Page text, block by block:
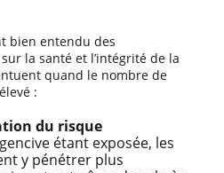
bien entendu des
la santé et l’intégrité de la
quand le nombre de
:
du risque
étant exposée, les
y pénétrer plus